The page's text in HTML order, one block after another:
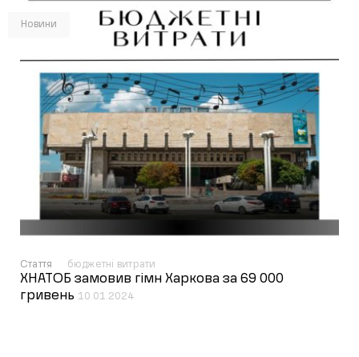
Новини
Стаття бюджетні витрати
ХНАТОБ замовив гімн Харкова за 69 000
гривень 10.01.2024